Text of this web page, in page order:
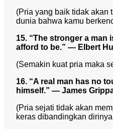
(Pria yang baik tidak akan
dunia bahwa kamu
15. “The stronger a man
afford to be.” — Elbert
(Semakin kuat pria maka
16. “A real man has no
himself.” — James
(Pria sejati tidak akan
keras dibandingkan